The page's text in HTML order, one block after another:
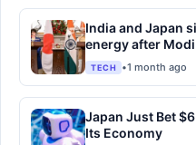
India and Japan
energy after
TECH •1 month ago
Japan Just Bet
Its Economy